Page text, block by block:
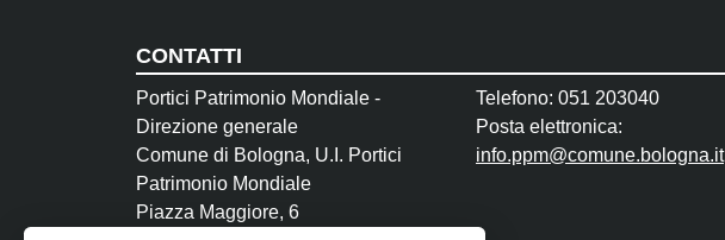
CONTATTI
Portici Patrimonio Mondiale -
Direzione generale
Comune di Bologna, U.I. Portici
Patrimonio Mondiale
Piazza Maggiore, 6
Telefono: 051 203040
Posta elettronica:
info.ppm@comune.bologna.it